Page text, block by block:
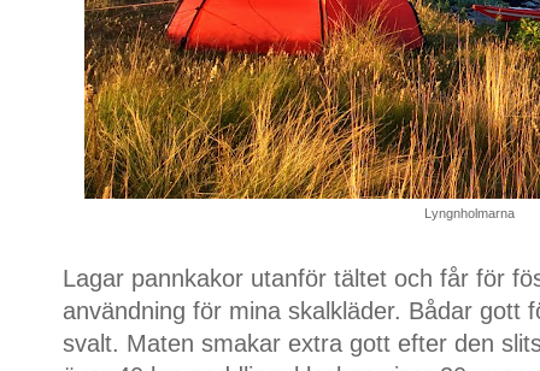
Lyngnholmarna
Lagar pannkakor utanför tältet och får för
användning för mina skalkläder. Bådar gott
svalt. Maten smakar extra gott efter den